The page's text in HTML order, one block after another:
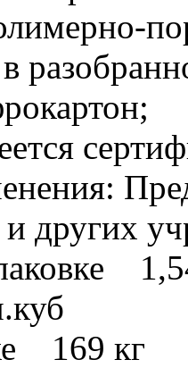
и других
169 кг